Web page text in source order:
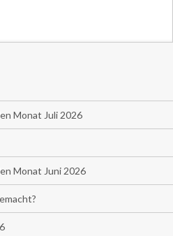
Monat Juli 2026
Monat Juni 2026